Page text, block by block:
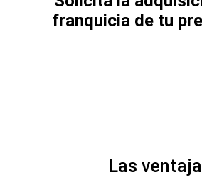
franquicia de tu
Las